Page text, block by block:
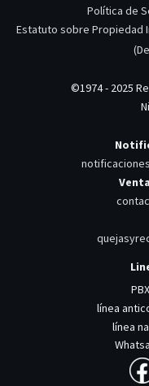
Política de
Estatuto sobre Propiedad
©1974 - 2025
línea
línea